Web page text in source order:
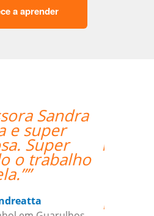
a aprender
professora,
tem sido
com o
louco
de
e